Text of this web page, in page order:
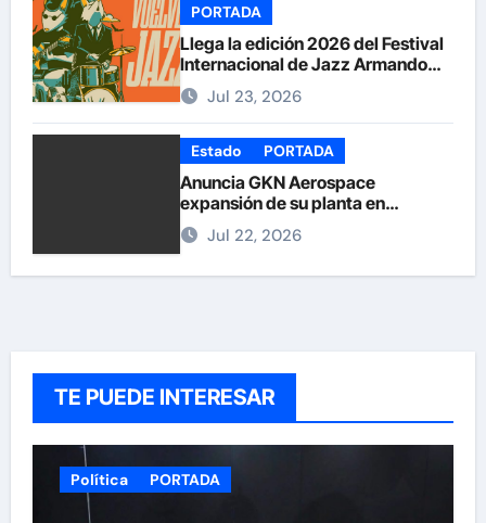
PORTADA
Llega la edición 2026 del Festival
Internacional de Jazz Armando
Nuñez
Jul 23, 2026
Estado PORTADA
Anuncia GKN Aerospace
expansión de su planta en
Chihuahua
Jul 22, 2026
TE PUEDE INTERESAR
Política PORTADA